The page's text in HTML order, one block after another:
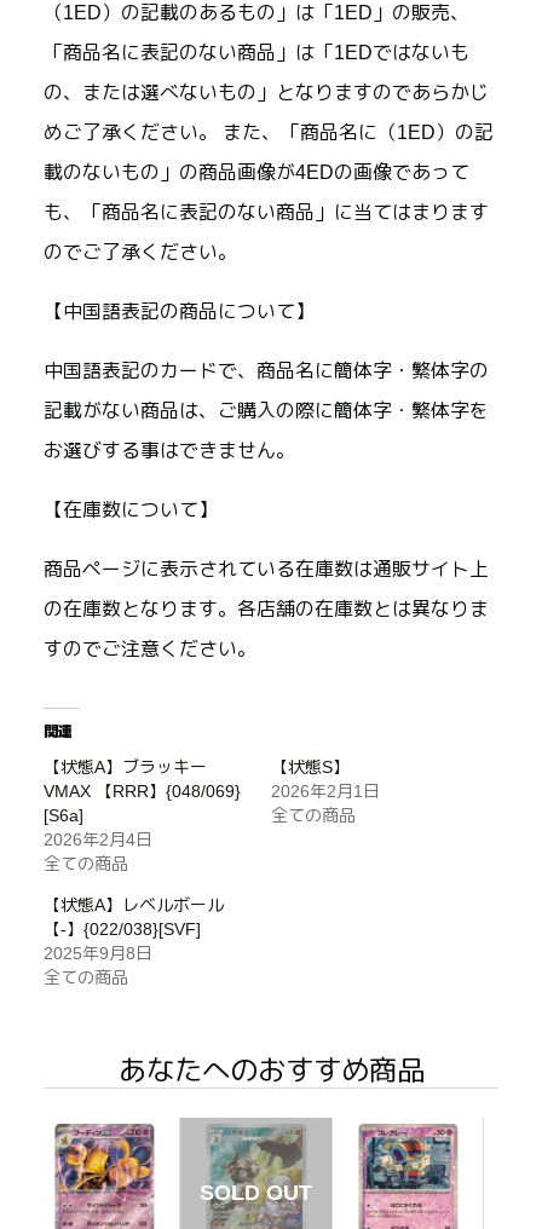
（1ED）の記載のあるもの」は「1ED」の販売、
「商品名に表記のない商品」は「1EDではないも
の、または選べないもの」となりますのであらかじ
めご了承ください。 また、「商品名に（1ED）の記
載のないもの」の商品画像が4EDの画像であって
も、「商品名に表記のない商品」に当てはまります
のでご了承ください。
【中国語表記の商品について】
中国語表記のカードで、商品名に簡体字・繁体字の
記載がない商品は、ご購入の際に簡体字・繁体字を
お選びする事はできません。
【在庫数について】
商品ページに表示されている在庫数は通販サイト上
の在庫数となります。各店舗の在庫数とは異なりま
すのでご注意ください。
関連
【状態A】ブラッキー
VMAX 【RRR】{048/069}
[S6a]
2026年2月4日
全ての商品
【状態S】
2026年2月1日
全ての商品
【状態A】レベルボール
【-】{022/038}[SVF]
2025年9月8日
全ての商品
あなたへのおすすめ商品